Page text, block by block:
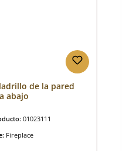
de la pared
abajo
01023111
Fireplace